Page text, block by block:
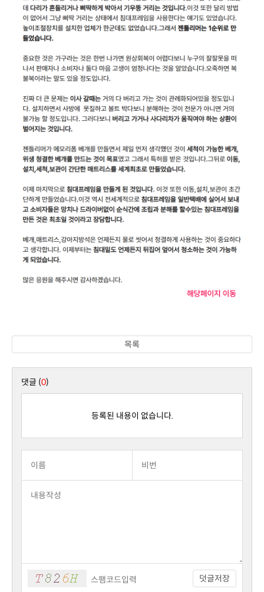
목록
댓글 (0)
등록된 내용이 없습니다.
덧글저장